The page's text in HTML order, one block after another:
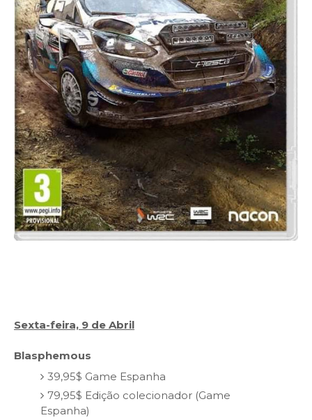
Sexta-feira, 9 de Abril
Blasphemous
39,95$ Game Espanha
79,95$ Edição colecionador (Game
Espanha)